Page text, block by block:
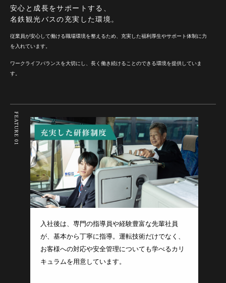
安心と成長をサポートする、
名鉄観光バスの充実した環境。
従業員が安心して働ける職場環境を整えるため、充実した福利厚生やサポート体制に力
を入れています。
ワークライフバランスを大切にし、長く働き続けることのできる環境を提供していま
す。
FEATURE 01
入社後は、専門の指導員や経験豊富な先輩社員
が、基本から丁寧に指導。運転技術だけでなく、
お客様への対応や安全管理についても学べるカリ
キュラムを用意しています。